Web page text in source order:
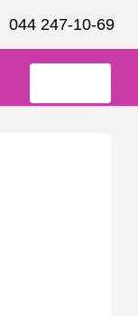
044 247-10-69